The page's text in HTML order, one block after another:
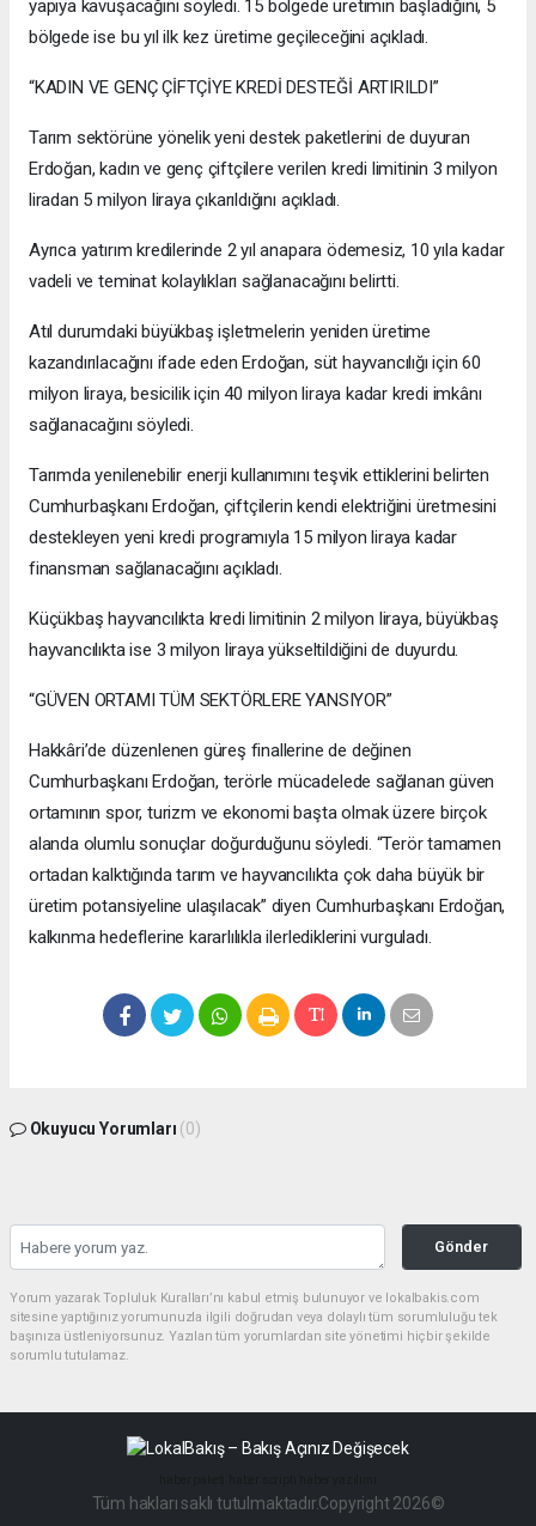
yapıya kavuşacağını söyledi. 15 bölgede üretimin başladığını, 5
bölgede ise bu yıl ilk kez üretime geçileceğini açıkladı.
“KADIN VE GENÇ ÇİFTÇİYE KREDİ DESTEĞİ ARTIRILDI”
Tarım sektörüne yönelik yeni destek paketlerini de duyuran
Erdoğan, kadın ve genç çiftçilere verilen kredi limitinin 3 milyon
liradan 5 milyon liraya çıkarıldığını açıkladı.
Ayrıca yatırım kredilerinde 2 yıl anapara ödemesiz, 10 yıla kadar
vadeli ve teminat kolaylıkları sağlanacağını belirtti.
Atıl durumdaki büyükbaş işletmelerin yeniden üretime
kazandırılacağını ifade eden Erdoğan, süt hayvancılığı için 60
milyon liraya, besicilik için 40 milyon liraya kadar kredi imkânı
sağlanacağını söyledi.
Tarımda yenilenebilir enerji kullanımını teşvik ettiklerini belirten
Cumhurbaşkanı Erdoğan, çiftçilerin kendi elektriğini üretmesini
destekleyen yeni kredi programıyla 15 milyon liraya kadar
finansman sağlanacağını açıkladı.
Küçükbaş hayvancılıkta kredi limitinin 2 milyon liraya, büyükbaş
hayvancılıkta ise 3 milyon liraya yükseltildiğini de duyurdu.
“GÜVEN ORTAMI TÜM SEKTÖRLERE YANSIYOR”
Hakkâri’de düzenlenen güreş finallerine de değinen
Cumhurbaşkanı Erdoğan, terörle mücadelede sağlanan güven
ortamının spor, turizm ve ekonomi başta olmak üzere birçok
alanda olumlu sonuçlar doğurduğunu söyledi. “Terör tamamen
ortadan kalktığında tarım ve hayvancılıkta çok daha büyük bir
üretim potansiyeline ulaşılacak” diyen Cumhurbaşkanı Erdoğan,
kalkınma hedeflerine kararlılıkla ilerlediklerini vurguladı.
Okuyucu Yorumları (0)
Gönder
Yorum yazarak Topluluk Kuralları’nı kabul etmiş bulunuyor ve lokalbakis.com
sitesine yaptığınız yorumunuzla ilgili doğrudan veya dolaylı tüm sorumluluğu tek
başınıza üstleniyorsunuz. Yazılan tüm yorumlardan site yönetimi hiçbir şekilde
sorumlu tutulamaz.
Tüm hakları saklı tutulmaktadır.Copyright 2026©